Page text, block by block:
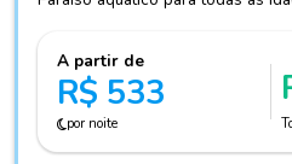
A partir de
R$ 533
por noite